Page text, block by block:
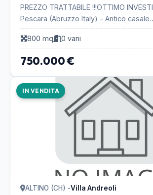
PREZZO TRATTABILE !!!OTTIMO
Pescara (Abruzzo Italy) - Antico casale
completamente restaurato e
coperta di 80...
800 mq 0 vani
750.000 €
IN VENDITA
ALTINO (CH) -Villa Andreoli